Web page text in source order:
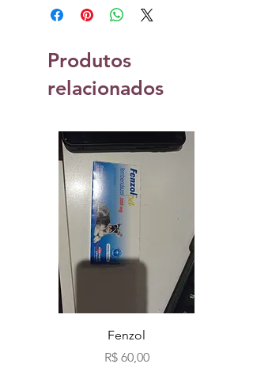
Produtos
relacionados
Fenzol
Preço
R$ 60,00